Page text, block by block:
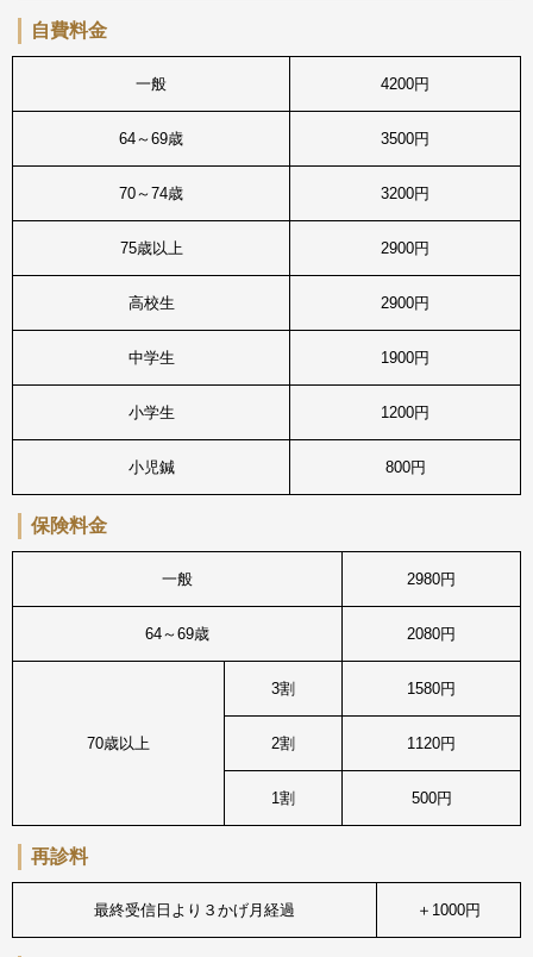
自費料金
一般 4200円
64～69歳 3500円
70～74歳 3200円
75歳以上 2900円
高校生 2900円
中学生 1900円
小学生 1200円
小児鍼 800円
保険料金
一般 2980円
64～69歳 2080円
70歳以上
3割 1580円
2割 1120円
1割 500円
再診料
最終受信日より３かげ月経過 ＋1000円